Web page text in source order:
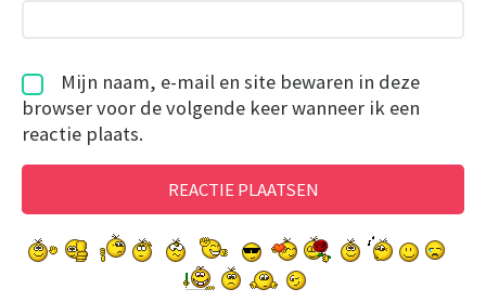
Mijn naam, e-mail en site bewaren in deze
browser voor de volgende keer wanneer ik een
reactie plaats.